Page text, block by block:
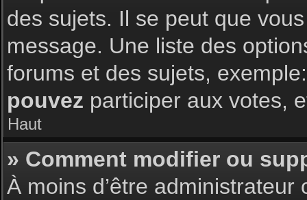
des sujets. Il se peut que
message. Une liste des
forums et des sujets,
pouvez participer aux votes,
Haut
» Comment modifier ou
À moins d’être